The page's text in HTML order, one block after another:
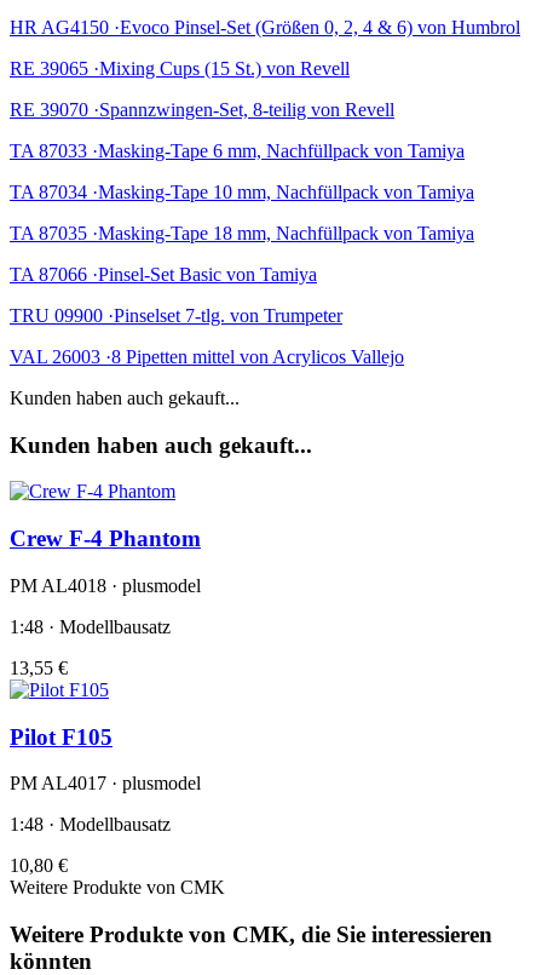
HR AG4150 ·Evoco Pinsel-Set (Größen 0, 2, 4 & 6) von Humbrol
RE 39065 ·Mixing Cups (15 St.) von Revell
RE 39070 ·Spannzwingen-Set, 8-teilig von Revell
TA 87033 ·Masking-Tape 6 mm, Nachfüllpack von Tamiya
TA 87034 ·Masking-Tape 10 mm, Nachfüllpack von Tamiya
TA 87035 ·Masking-Tape 18 mm, Nachfüllpack von Tamiya
TA 87066 ·Pinsel-Set Basic von Tamiya
TRU 09900 ·Pinselset 7-tlg. von Trumpeter
VAL 26003 ·8 Pipetten mittel von Acrylicos Vallejo
Kunden haben auch gekauft...
Kunden haben auch gekauft...
Crew F-4 Phantom
PM AL4018 · plusmodel
1:48 · Modellbausatz
13,55 €
Pilot F105
PM AL4017 · plusmodel
1:48 · Modellbausatz
10,80 €
Weitere Produkte von CMK
Weitere Produkte von CMK, die Sie interessieren
könnten